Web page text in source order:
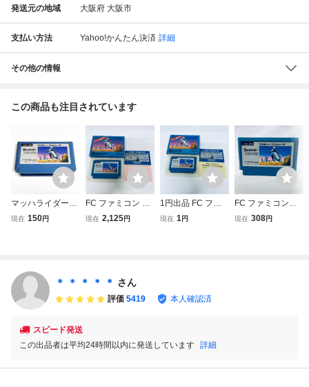
発送元の地域 大阪府 大阪市
支払い方法 Yahoo!かんたん決済 詳細
その他の情報
この商品も注目されています
マッハライダー
【動作確認済】８
現在 150円
FC ファミコン マ
ッハライダー ソフ
現在 2,125円
1円出品 FC ファ
ミコン マッハライ
現在 1円
FC ファミコンソ
フト マッハライダ
現在 308円
＊ ＊ ＊ ＊ ＊ さん
評価 5419 本人確認済
スピード発送
この出品者は平均24時間以内に発送しています 詳細